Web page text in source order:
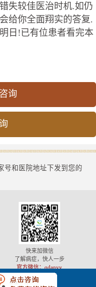
失较佳医治时机.如仍
给你全面翔实的答复.
日!已有位患者看完本
询
号和医院地址下发到您的
快来加微信
了解病症，快人一步
官方微信：qdanyy